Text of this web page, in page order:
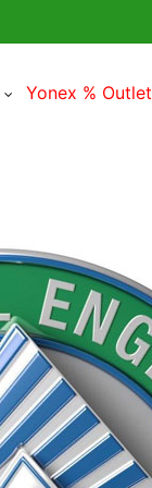
Yonex % Outlet